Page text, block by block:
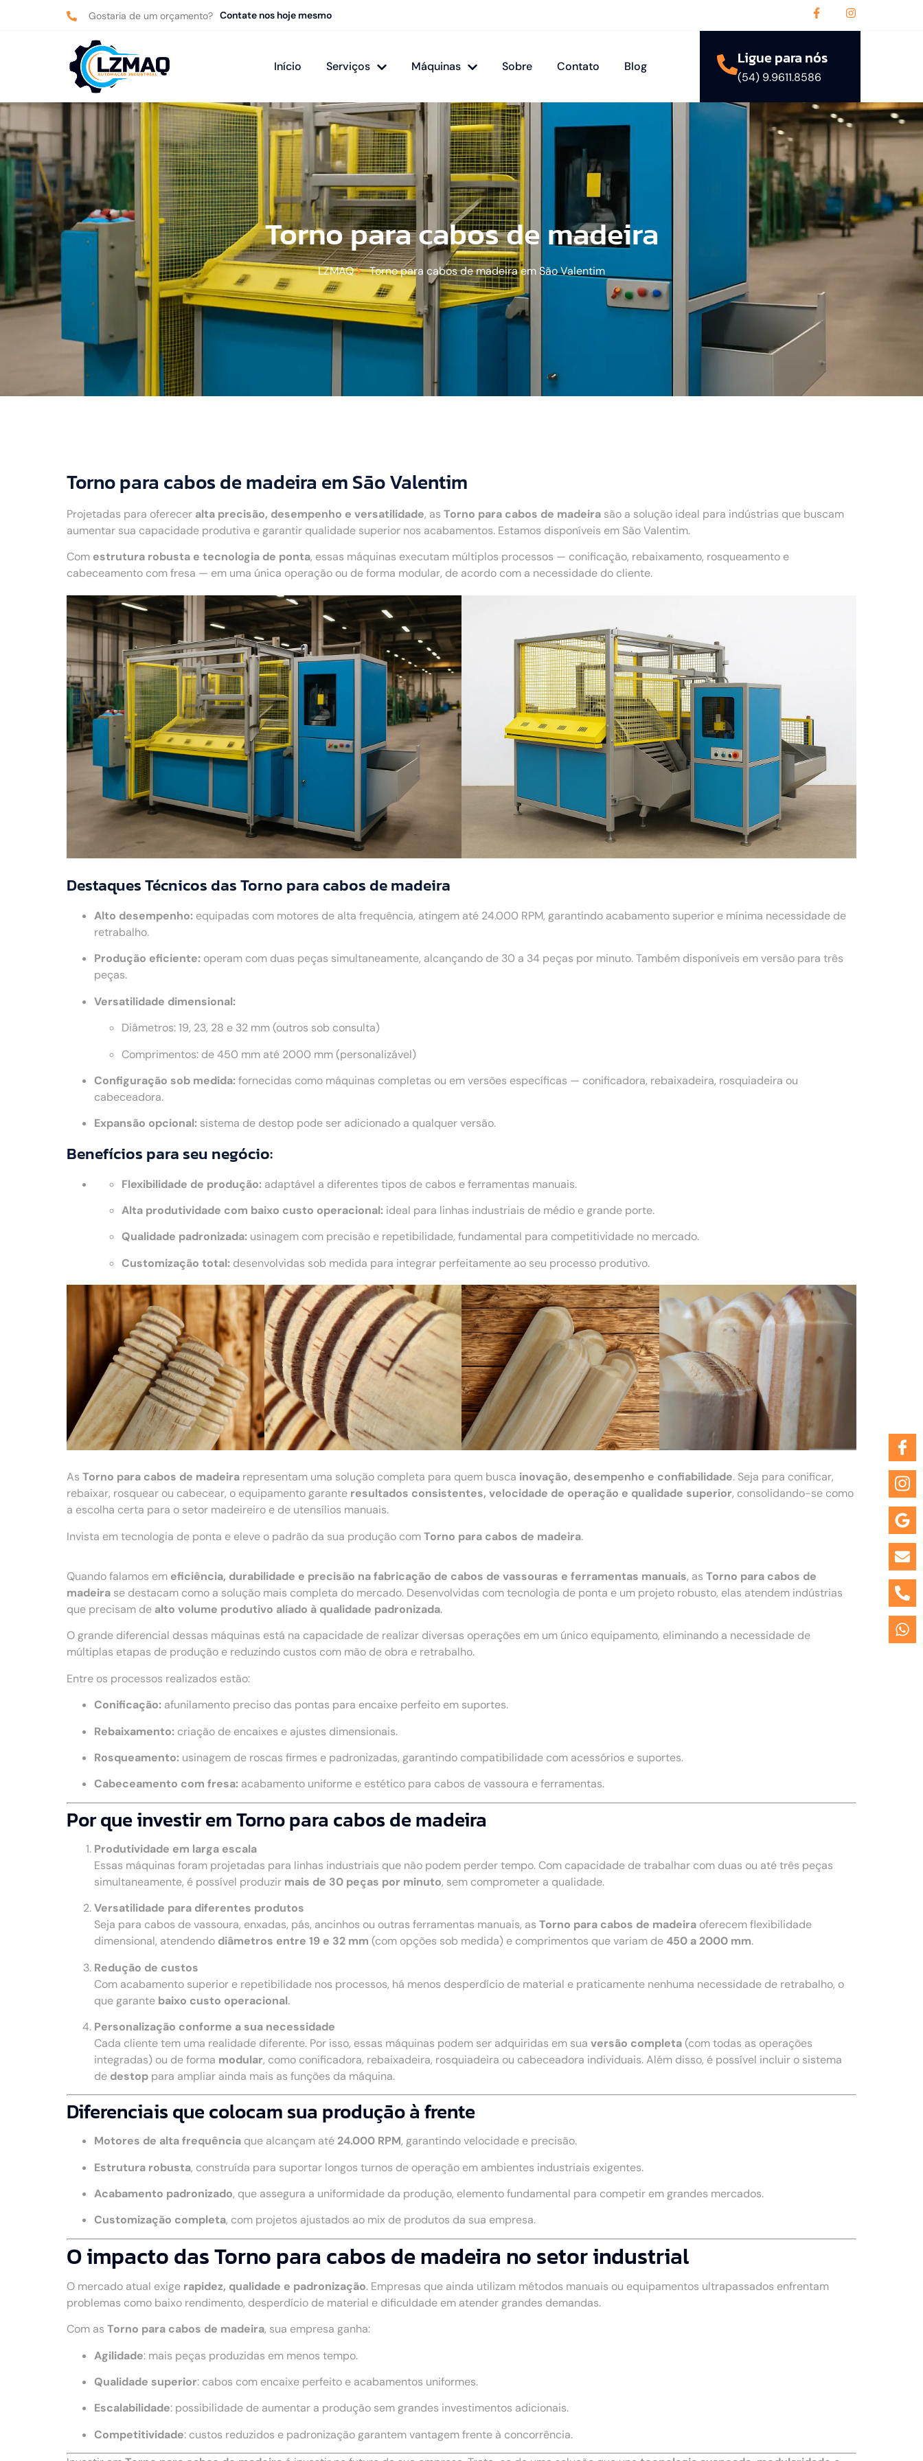
Gostaria de um orçamento? Contate nos hoje mesmo
Início Serviços Máquinas Sobre Contato Blog Ligue para nós
(54) 9.9611.8586
Torno para cabos de madeira
LZMAQ Torno para cabos de madeira em São Valentim
Torno para cabos de madeira em São Valentim
Projetadas para oferecer alta precisão, desempenho e versatilidade, as Torno para cabos de madeira são a solução ideal para indústrias que buscam
aumentar sua capacidade produtiva e garantir qualidade superior nos acabamentos. Estamos disponíveis em São Valentim.
Com estrutura robusta e tecnologia de ponta, essas máquinas executam múltiplos processos — conificação, rebaixamento, rosqueamento e
cabeceamento com fresa — em uma única operação ou de forma modular, de acordo com a necessidade do cliente.
Destaques Técnicos das Torno para cabos de madeira
Alto desempenho: equipadas com motores de alta frequência, atingem até 24.000 RPM, garantindo acabamento superior e mínima necessidade de
retrabalho.
Produção eficiente: operam com duas peças simultaneamente, alcançando de 30 a 34 peças por minuto. Também disponíveis em versão para três
peças.
Versatilidade dimensional:
Diâmetros: 19, 23, 28 e 32 mm (outros sob consulta)
Comprimentos: de 450 mm até 2000 mm (personalizável)
Configuração sob medida:fornecidas como máquinas completas ou em versões específicas — conificadora, rebaixadeira, rosquiadeira ou
cabeceadora.
Expansão opcional: sistema de destop pode ser adicionado a qualquer versão.
Benefícios para seu negócio:
Flexibilidade de produção: adaptável a diferentes tipos de cabos e ferramentas manuais.
Alta produtividade com baixo custo operacional: ideal para linhas industriais de médio e grande porte.
Qualidade padronizada: usinagem com precisão e repetibilidade, fundamental para competitividade no mercado.
Customização total: desenvolvidas sob medida para integrar perfeitamente ao seu processo produtivo.
As Torno para cabos de madeira representam uma solução completa para quem busca inovação, desempenho e confiabilidade. Seja para conificar,
rebaixar, rosquear ou cabecear, o equipamento garante resultados consistentes, velocidade de operação e qualidade superior, consolidando-se como
a escolha certa para o setor madeireiro e de utensílios manuais.
Invista em tecnologia de ponta e eleve o padrão da sua produção comTorno para cabos de madeira.
Quando falamos em eficiência, durabilidade e precisão na fabricação de cabos de vassouras e ferramentas manuais, as Torno para cabos de
madeira se destacam como a solução mais completa do mercado. Desenvolvidas com tecnologia de ponta e um projeto robusto, elas atendem indústrias
que precisam de alto volume produtivo aliado à qualidade padronizada.
O grande diferencial dessas máquinas está na capacidade de realizar diversas operações em um único equipamento, eliminando a necessidade de
múltiplas etapas de produção e reduzindo custos com mão de obra e retrabalho.
Entre os processos realizados estão:
Conificação: afunilamento preciso das pontas para encaixe perfeito em suportes.
Rebaixamento: criação de encaixes e ajustes dimensionais.
Rosqueamento: usinagem de roscas firmes e padronizadas, garantindo compatibilidade com acessórios e suportes.
Cabeceamento com fresa: acabamento uniforme e estético para cabos de vassoura e ferramentas.
Por que investir em Torno para cabos de madeira
Produtividade em larga escala
Essas máquinas foram projetadas para linhas industriais que não podem perder tempo. Com capacidade de trabalhar com duas ou até três peças
simultaneamente, é possível produzir mais de 30 peças por minuto, sem comprometer a qualidade.
Versatilidade para diferentes produtos
Seja para cabos de vassoura, enxadas, pás, ancinhos ou outras ferramentas manuais, as Torno para cabos de madeira oferecem flexibilidade
dimensional, atendendo diâmetros entre 19 e 32 mm (com opções sob medida) e comprimentos que variam de450 a 2000 mm.
Redução de custos
Com acabamento superior e repetibilidade nos processos, há menos desperdício de material e praticamente nenhuma necessidade de retrabalho, o
que garante baixo custo operacional.
Personalização conforme a sua necessidade
Cada cliente tem uma realidade diferente. Por isso, essas máquinas podem ser adquiridas em sua versão completa (com todas as operações
integradas) ou de forma modular, como conificadora, rebaixadeira, rosquiadeira ou cabeceadora individuais. Além disso, é possível incluir o sistema
de destop para ampliar ainda mais as funções da máquina.
Diferenciais que colocam sua produção à frente
Motores de alta frequência que alcançam até 24.000 RPM, garantindo velocidade e precisão.
Estrutura robusta, construída para suportar longos turnos de operação em ambientes industriais exigentes.
Acabamento padronizado, que assegura a uniformidade da produção, elemento fundamental para competir em grandes mercados.
Customização completa, com projetos ajustados ao mix de produtos da sua empresa.
O impacto das Torno para cabos de madeira no setor industrial
O mercado atual exige rapidez, qualidade e padronização. Empresas que ainda utilizam métodos manuais ou equipamentos ultrapassados enfrentam
problemas como baixo rendimento, desperdício de material e dificuldade em atender grandes demandas.
Com as Torno para cabos de madeira, sua empresa ganha:
Agilidade: mais peças produzidas em menos tempo.
Qualidade superior: cabos com encaixe perfeito e acabamentos uniformes.
Escalabilidade: possibilidade de aumentar a produção sem grandes investimentos adicionais.
Competitividade: custos reduzidos e padronização garantem vantagem frente à concorrência.